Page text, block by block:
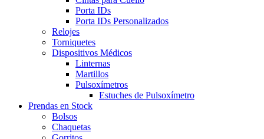
Porta IDs
Porta IDs Personalizados
Relojes
Torniquetes
Dispositivos Médicos
Linternas
Martillos
Pulsoxímetros
Estuches de Pulsoxímetro
Prendas en Stock
Bolsos
Chaquetas